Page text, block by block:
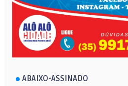
ABAIXO-ASSINADO